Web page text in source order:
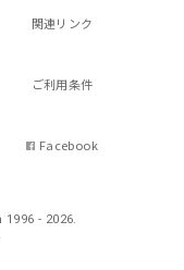
関連リンク
ご利用条件
Facebook
- 2026.